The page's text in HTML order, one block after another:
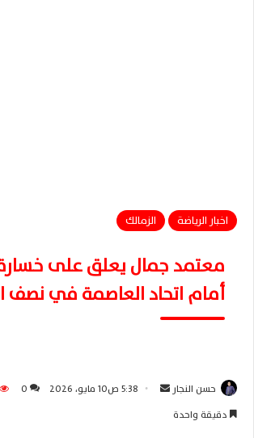
اخبار الرياضة الزمالك
معتمد جمال يعلق على خسارة
أمام اتحاد العاصمة في نصف
حسن النجار 5:38 ص10 مايو، 2026 0
دقيقة واحدة